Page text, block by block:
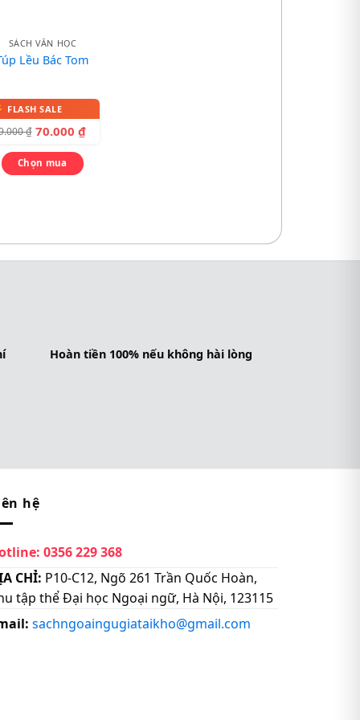
SÁCH VĂN HỌC
Lều Bác Tom
₫ 70.000 ₫
Chọn mua
Hoàn tiền 100% nếu không hài lòng
hệ
0356 229 368
CHỈ: P10-C12, Ngõ 261 Trần Quốc Hoàn,
tập thể Đại học Ngoại ngữ, Hà Nội, 123115
sachngoaingugiataikho@gmail.com